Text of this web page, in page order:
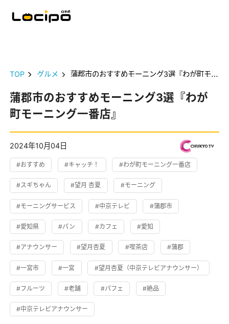
TOP グルメ 蒲郡市のおすすめモーニング3選『わが町モーニング一番店』
蒲郡市のおすすめモーニング3選『わが
町モーニング一番店』
2024年10月04日
#おすすめ #キャッチ！ #わが町モーニング一番店
#スギちゃん #望月 杏夏 #モーニング
#モーニングサービス #中京テレビ #蒲郡市
#愛知県 #パン #カフェ #愛知
#アナウンサー #望月杏夏 #喫茶店 #蒲郡
#一宮市 #一宮 #望月杏夏（中京テレビアナウンサー）
#フルーツ #老舗 #パフェ #絶品
#中京テレビアナウンサー